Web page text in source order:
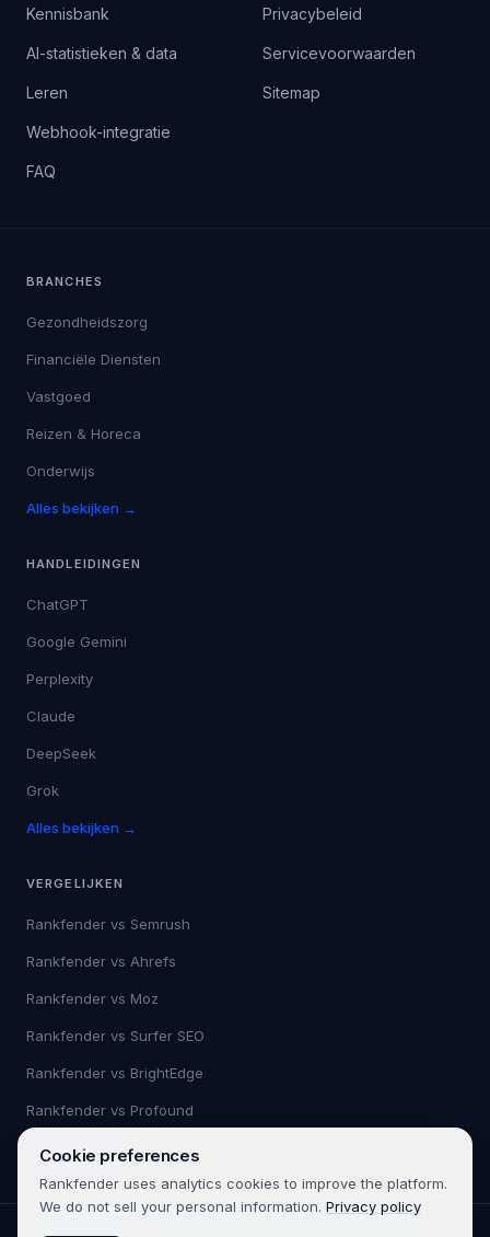
Kennisbank
AI-statistieken & data
Leren
Webhook-integratie
FAQ
Privacybeleid
Servicevoorwaarden
Sitemap
BRANCHES
Gezondheidszorg
Financiële Diensten
Vastgoed
Reizen & Horeca
Onderwijs
Alles bekijken →
HANDLEIDINGEN
ChatGPT
Google Gemini
Perplexity
Claude
DeepSeek
Grok
Alles bekijken →
VERGELIJKEN
Rankfender vs Semrush
Rankfender vs Ahrefs
Rankfender vs Moz
Rankfender vs Surfer SEO
Rankfender vs BrightEdge
Rankfender vs Profound
Alles bekijken →
Cookie preferences
Rankfender uses analytics cookies to improve the platform.
We do not sell your personal information. Privacy policy